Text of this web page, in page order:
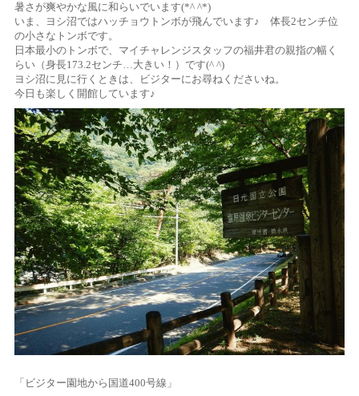
暑さが爽やかな風に和らいでいます(*^ ^*)
いま、ヨシ沼ではハッチョウトンボが飛んでいます♪ 体長2センチ位
の小さなトンボです。
日本最小のトンボで、マイチャレンジスタッフの福井君の親指の幅く
らい（身長173.2センチ…大きい！）です(^ ^)
ヨシ沼に見に行くときは、ビジターにお尋ねくださいね。
今日も楽しく開館しています♪
「ビジター園地から国道400号線」